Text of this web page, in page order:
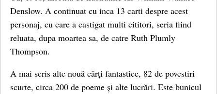
Denslow. A continuat cu inca 13 carti despre acest
personaj, cu care a castigat multi cititori, seria fiind
reluata, dupa moartea sa, de catre Ruth Plumly
Thompson.
A mai scris alte nouă cărți fantastice, 82 de povestiri
scurte, circa 200 de poeme și alte lucrări. Este bunicul